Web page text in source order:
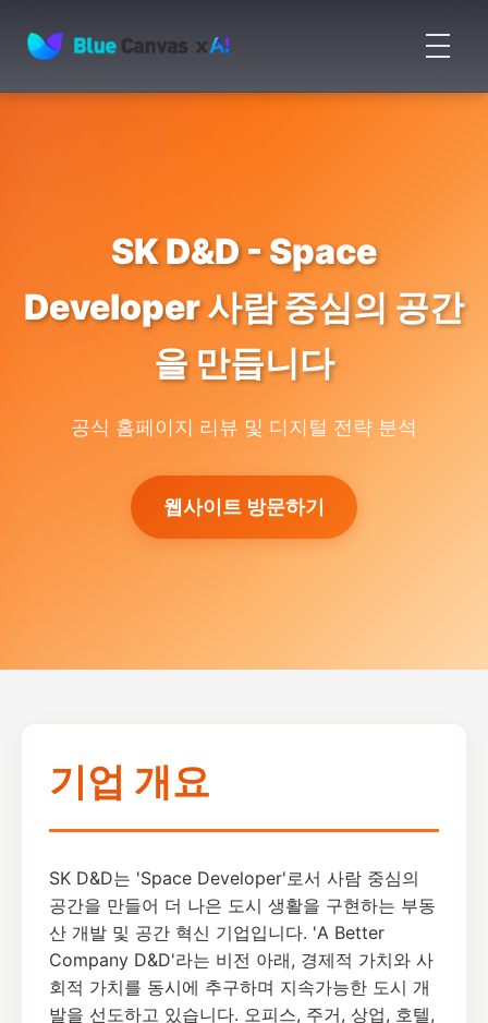
BLUECANVAS
메
뉴
기
SK D&D - Space
Developer 사람 중심의 공간
을 만듭니다
공식 홈페이지 리뷰 및 디지털 전략 분석
웹사이트 방문하기
기업 개요
SK D&D는 'Space Developer'로서 사람 중심의
공간을 만들어 더 나은 도시 생활을 구현하는 부동
산 개발 및 공간 혁신 기업입니다. 'A Better
Company D&D'라는 비전 아래, 경제적 가치와 사
회적 가치를 동시에 추구하며 지속가능한 도시 개
발을 선도하고 있습니다. 오피스, 주거, 상업, 호텔,